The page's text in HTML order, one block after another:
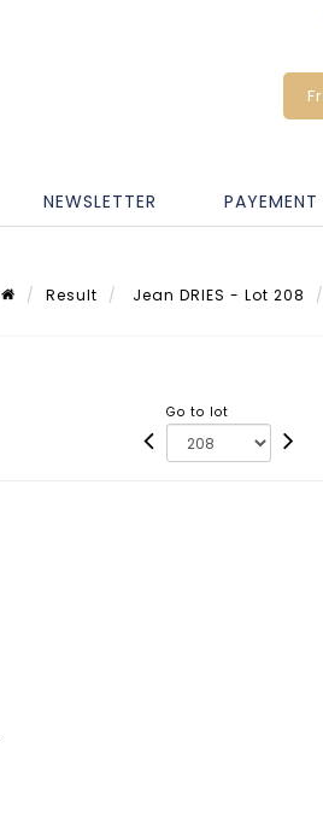
NEWSLETTER PAYEMENT
Result Jean DRIES - Lot 208
Go to lot